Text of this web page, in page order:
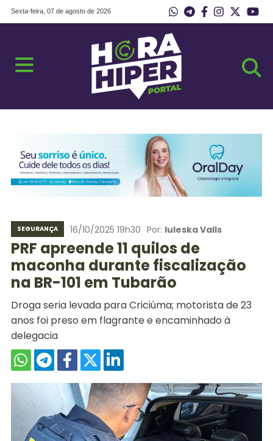
Sexta-feira, 07 de agosto de 2026
SEGURANÇA 16/10/2025 19h30 Por: Iuleska Valls
PRF apreende 11 quilos de
maconha durante fiscalização
na BR-101 em Tubarão
Droga seria levada para Criciúma; motorista de 23
anos foi preso em flagrante e encaminhado à
delegacia